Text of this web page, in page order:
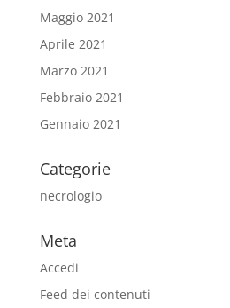
Maggio 2021
Aprile 2021
Marzo 2021
Febbraio 2021
Gennaio 2021
Categorie
necrologio
Meta
Accedi
Feed dei contenuti